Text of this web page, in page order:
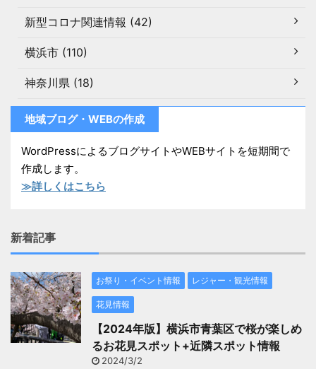
新型コロナ関連情報 (42)
横浜市 (110)
神奈川県 (18)
地域ブログ・WEBの作成
WordPressによるブログサイトやWEBサイトを短期間で
作成します。
≫詳しくはこちら
新着記事
お祭り・イベント情報 レジャー・観光情報
花見情報
【2024年版】横浜市青葉区で桜が楽しめ
るお花見スポット+近隣スポット情報
2024/3/2